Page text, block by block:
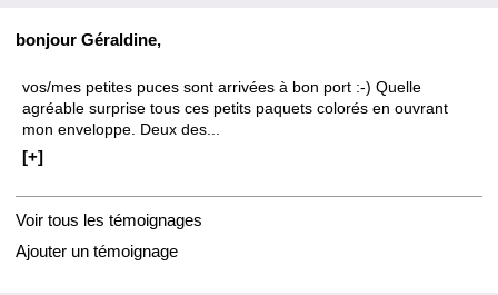
bonjour Géraldine,
vos/mes petites puces sont arrivées à bon port :-) Quelle
agréable surprise tous ces petits paquets colorés en ouvrant
mon enveloppe. Deux des...
[+]
Voir tous les témoignages
Ajouter un témoignage